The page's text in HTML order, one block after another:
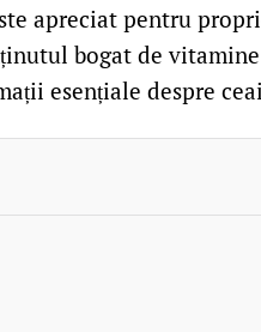
apreciat pentru
bogat de
esențiale despre